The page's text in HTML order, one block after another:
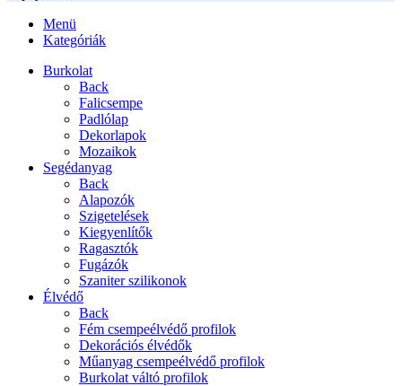
Menü
Kategóriák
Burkolat
Back
Falicsempe
Padlólap
Dekorlapok
Mozaikok
Segédanyag
Back
Alapozók
Szigetelések
Kiegyenlítők
Ragasztók
Fugázók
Szaniter szilikonok
Élvédő
Back
Fém csempeélvédő profilok
Dekorációs élvédők
Műanyag csempeélvédő profilok
Burkolat váltó profilok